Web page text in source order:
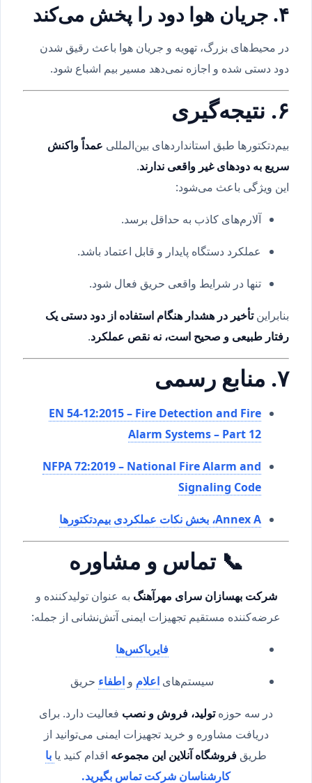
۴. جریان هوا دود را پخش می‌کند
در محیط‌های بزرگ، تهویه و جریان هوا باعث رقیق شدن
دود دستی شده و اجازه نمی‌دهد مسیر بیم اشباع شود.
۶. نتیجه‌گیری
بیم‌دتکتورها طبق استانداردهای بین‌المللی عمداً واکنش
سریع به دودهای غیر واقعی ندارند.
این ویژگی باعث می‌شود:
آلارم‌های کاذب به حداقل برسد.
عملکرد دستگاه پایدار و قابل اعتماد باشد.
تنها در شرایط واقعی حریق فعال شود.
بنابراینتأخیر در هشدار هنگام استفاده از دود دستی یک
رفتار طبیعی و صحیح است، نه نقص عملکرد.
۷. منابع رسمی
EN 54-12:2015 – Fire Detection and Fire
Alarm Systems – Part 12
NFPA 72:2019 – National Fire Alarm and
Signaling Code
Annex A، بخش نکات عملکردی بیم‌دتکتورها
📞 تماس و مشاوره
شرکت بهسازان سرای مهرآهنگبه عنوان تولیدکننده و
عرضه‌کننده مستقیم تجهیزات ایمنی آتش‌نشانی از جمله:
فایرباکس‌ها
سیستم‌هایاعلامواطفاءحریق
در سه حوزهتولید، فروش و نصبفعالیت دارد. برای
دریافت مشاوره و خرید تجهیزات ایمنی می‌توانید از
طریقفروشگاه آنلاین این مجموعهاقدام کنید یابا
کارشناسان شرکت تماس بگیرید.